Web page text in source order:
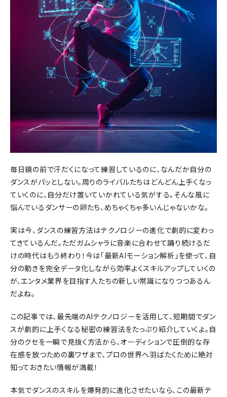
毎日鏡の前で汗だくになって練習しているのに、なんだか自分の
ダンスがパッとしない。周りのライバルたちはどんどん上手くなっ
ていくのに、自分だけ置いていかれている気がする。そんな風に
悩んでいるダンサーの卵たち、めちゃくちゃ多いんじゃないかな。
実は今、ダンスの練習方法はテクノロジーの進化で劇的に変わっ
てきているんだ。ただガムシャラに音楽に合わせて踊り続けるだ
けの時代はもう終わり！今は「最新AIモーション解析」を使って、自
分の動きを完全データ化しながら効率よくスキルアップしていくの
が、エンタメ業界を目指す人たちの新しい常識になりつつあるん
だよね。
この記事では、最先端のAIテクノロジーを活用して、短期間でダン
スが劇的に上手くなる秘密の練習法をたっぷり紹介していくよ。自
分のクセを一瞬で見抜く方法から、オーディションで圧倒的な存
在感を放つための裏ワザまで、プロの世界へ羽ばたくために絶対
知っておきたい情報が満載！
本気でダンスのスキルを爆発的に進化させたいなら、この最新テ